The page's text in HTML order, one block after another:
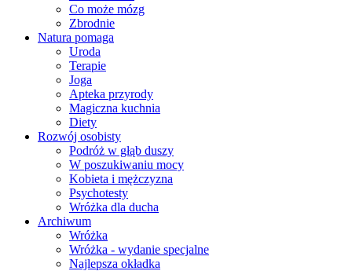
Co może mózg
Zbrodnie
Natura pomaga
Uroda
Terapie
Joga
Apteka przyrody
Magiczna kuchnia
Diety
Rozwój osobisty
Podróż w głąb duszy
W poszukiwaniu mocy
Kobieta i mężczyzna
Psychotesty
Wróżka dla ducha
Archiwum
Wróżka
Wróżka - wydanie specjalne
Najlepsza okładka